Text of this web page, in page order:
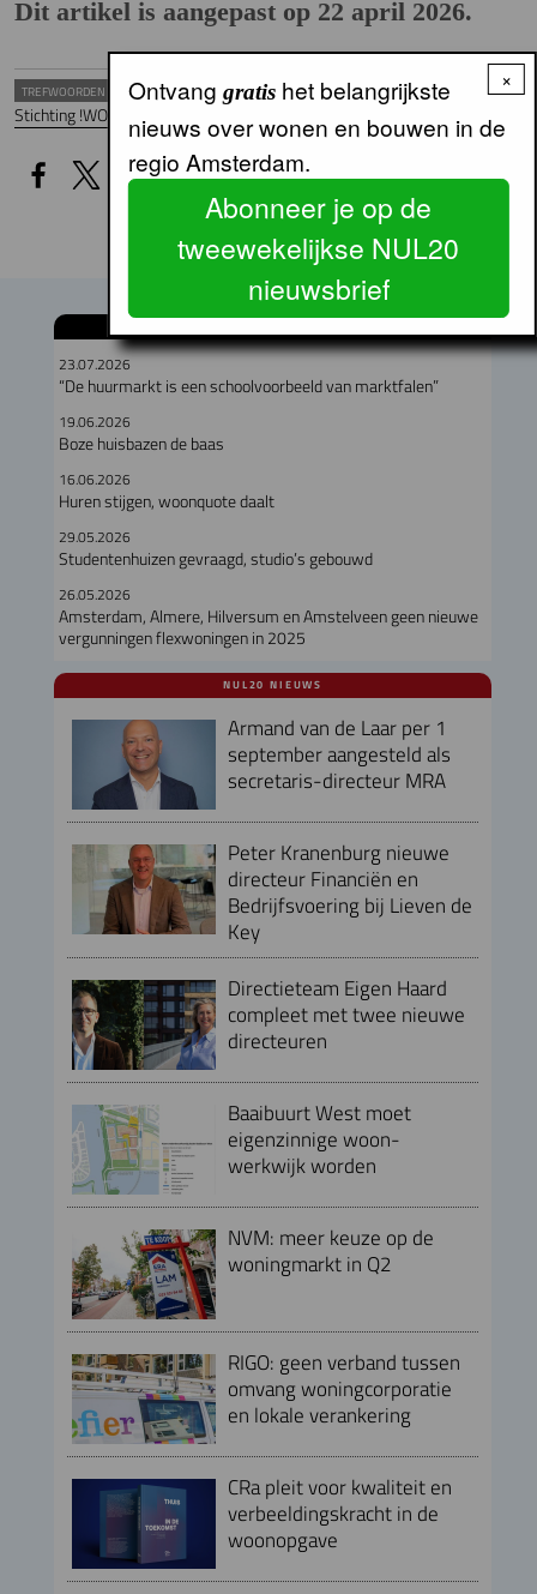
Dit artikel is aangepast op 22 april 2026.
TREFWOORDEN
Stichting !WOON Jongerenhuisvesting Studentenhuisvesting
23.07.2026
“De huurmarkt is een schoolvoorbeeld van marktfalen”
19.06.2026
Boze huisbazen de baas
16.06.2026
Huren stijgen, woonquote daalt
29.05.2026
Studentenhuizen gevraagd, studio’s gebouwd
26.05.2026
Amsterdam, Almere, Hilversum en Amstelveen geen nieuwe
vergunningen flexwoningen in 2025
NUL20 NIEUWS
Armand van de Laar per 1
september aangesteld als
secretaris-directeur MRA
Peter Kranenburg nieuwe
directeur Financiën en
Bedrijfsvoering bij Lieven de
Key
Directieteam Eigen Haard
compleet met twee nieuwe
directeuren
Baaibuurt West moet
eigenzinnige woon-
werkwijk worden
NVM: meer keuze op de
woningmarkt in Q2
RIGO: geen verband tussen
omvang woningcorporatie
en lokale verankering
CRa pleit voor kwaliteit en
verbeeldingskracht in de
woonopgave
×
Ontvang gratishet belangrijkste
nieuws over wonen en bouwen in de
regio Amsterdam.
Abonneer je op de
tweewekelijkse NUL20
nieuwsbrief